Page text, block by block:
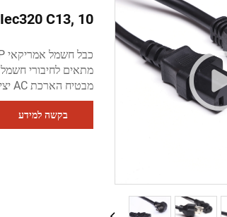
Iec320 C13, 10 רגל, Nema 5-15p ל-Iec C13
מבטיח הארכת AC יציבה, עמיד לשימוש בבית או במשרד.
בקשה למידע